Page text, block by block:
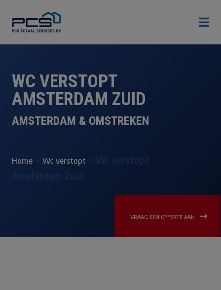

WC VERSTOPT
AMSTERDAM ZUID
AMSTERDAM & OMSTREKEN
Home Wc verstopt > Wc verstopt
Amsterdam Zuid
VRAAG EEN OFFERTE AAN